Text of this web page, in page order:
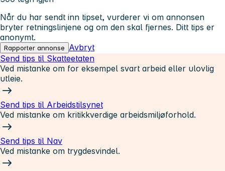
Når du har sendt inn tipset, vurderer vi om annonsen
bryter retningslinjene og om den skal fjernes. Ditt tips er
anonymt.
Rapporter annonse
Avbryt
Send tips til Skatteetaten
Ved mistanke om for eksempel svart arbeid eller ulovlig
utleie.
Send tips til Arbeidstilsynet
Ved mistanke om kritikkverdige arbeidsmiljøforhold.
Send tips til Nav
Ved mistanke om trygdesvindel.